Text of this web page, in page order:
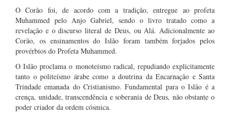
O Corão foi, de acordo com a tradição, entregue ao profeta
Muhammed pelo Anjo Gabriel, sendo o livro tratado como a
revelação e o discurso literal de Deus, ou Alá. Adicionalmente ao
Corão, os ensinamentos do Islão foram também forjados pelos
provérbios do Profeta Muhammed.
O Islão proclama o monoteísmo radical, repudiando explicitamente
tanto o politeísmo árabe como a doutrina da Encarnação e Santa
Trindade emanada do Cristianismo. Fundamental para o Islão é a
crença, unidade, transcendência e soberania de Deus, não obstante o
poder criador da ordem cósmica.